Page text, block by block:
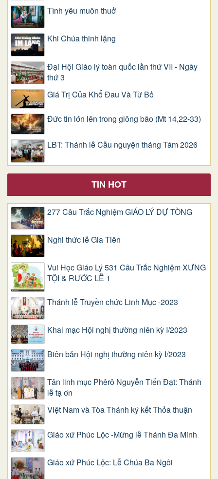
Tình yêu muôn thuở
Khi Chúa thinh lặng
Đại Hội Giáo lý toàn quốc lần thứ VII - Ngày
thứ 3
Giá Trị Của Khổ Ðau Và Từ Bỏ
Đức tin lớn lên trong giông bão (Mt 14,22-33)
LBT: Thánh lễ Cầu nguyện tháng Tám 2026
TIN HOT
277 Câu Trắc Nghiệm GIÁO LÝ DỰ TÒNG
Nghi thức lễ Gia Tiên
Vui Học Giáo Lý 531 Câu Trắc Nghiệm XƯNG
TỘI & RƯỚC LỄ 1
Thánh lễ Truyền chức Linh Mục -2023
Khai mạc Hội nghị thường niên kỳ I/2023
Biên bản Hội nghị thường niên kỳ I/2023
Tân linh mục Phêrô Nguyễn Tiến Đạt: Thánh
lễ tạ ơn
Việt Nam và Tòa Thánh ký kết Thỏa thuận
Giáo xứ Phúc Lộc -Mừng lễ Thánh Đa Minh
Giáo xứ Phúc Lộc: Lễ Chúa Ba Ngôi